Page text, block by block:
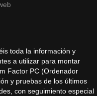
toda la información y
a utilizar para montar
Factor PC (Ordenador
y pruebas de los últimos
con seguimiento especial